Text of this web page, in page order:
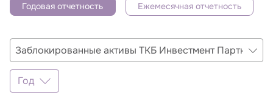
Годовая отчетность Ежемесячная отчетность
Отчёты
Год